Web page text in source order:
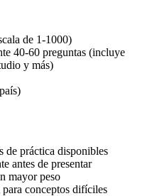
de 1-1000)
40-60 preguntas (incluye
y más)
de práctica disponibles
antes de presentar
mayor peso
conceptos difíciles